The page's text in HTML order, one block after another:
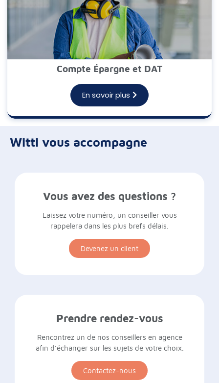
Compte Épargne et DAT
En savoir plus
Witti vous accompagne
Vous avez des questions ?
Laissez votre numéro, un conseiller vous
rappelera dans les plus brefs délais.
Devenez un client
Prendre rendez-vous
Rencontrez un de nos conseillers en agence
afin d’échanger sur les sujets de votre choix.
Contactez-nous